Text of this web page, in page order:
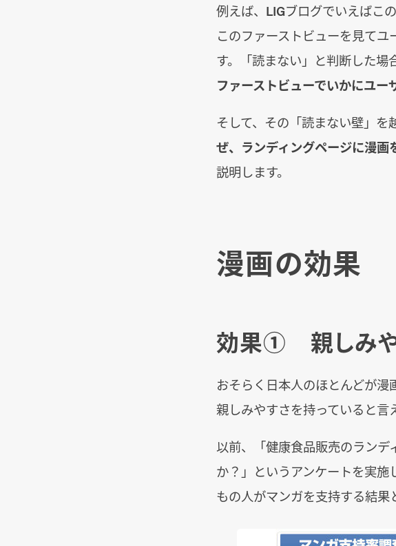
例えば、LIGブログでいえばこ
このファーストビューを見て
す。「読まない」と判断した場
ファーストビューでいかにユ
そして、その「読まない壁」を
ぜ、ランディングページに漫画
説明します。
漫画の効果
効果① 親しみ
おそらく日本人のほとんどが
親しみやすさを持っていると言
以前、「健康食品販売のラン
か？」というアンケートを実施
もの人がマンガを支持する結果